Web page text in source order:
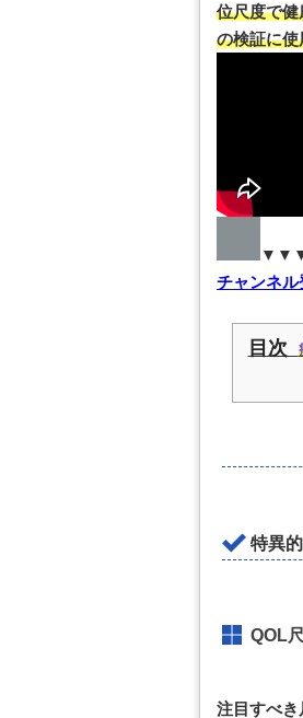
位尺度で
の検証に
チャンネル
目次
特異
QOL
注目すべ